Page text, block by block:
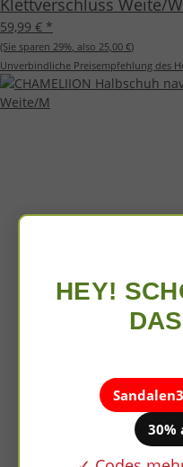
Klettverschluss Weite/W
59,99 € *
(Sie sparen 29%, also 25,00 €)
Unverbindliche Preisempfehlung des
HEY!
30%